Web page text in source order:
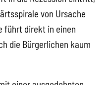
führen alle Wege in
Ereignisse genau